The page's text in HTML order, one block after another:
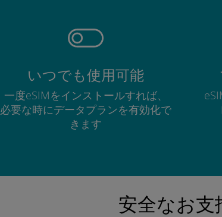
いつでも使用可能
一度eSIMをインストールすれば、
必要な時にデータプランを有効化で
きます
安全なお支